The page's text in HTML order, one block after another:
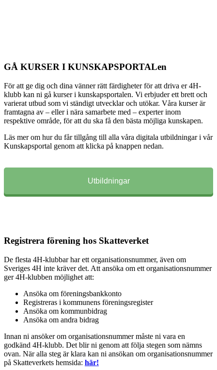
GÅ KURSER I KUNSKAPSPORTALen
För att ge dig och dina vänner rätt färdigheter för att driva er 4H-
klubb kan ni gå kurser i kunskapsportalen. Vi erbjuder ett brett och
varierat utbud som vi ständigt utvecklar och utökar. Våra kurser är
framtagna av – eller i nära samarbete med – experter inom
respektive område, för att du ska få den bästa möjliga kunskapen.
Läs mer om hur du får tillgång till alla våra digitala utbildningar i vår
Kunskapsportal genom att klicka på knappen nedan.
Utbildningar
Registrera förening hos Skatteverket
De flesta 4H-klubbar har ett organisationsnummer, även om
Sveriges 4H inte kräver det. Att ansöka om ett organisationsnummer
ger 4H-klubben möjlighet att:
Ansöka om föreningsbankkonto
Registreras i kommunens föreningsregister
Ansöka om kommunbidrag
Ansöka om andra bidrag
Innan ni ansöker om organisationsnummer måste ni vara en
godkänd 4H-klubb. Det blir ni genom att följa stegen som nämns
ovan. När alla steg är klara kan ni ansökan om organisationsnummer
på Skatteverkets hemsida: här!